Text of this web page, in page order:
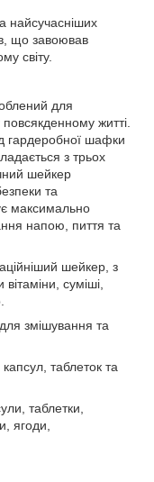
найсучасніших
що завоював
світу.
для
житті.
гардеробної шафки
з трьох
шейкер
та
максимально
напою, пиття та
шейкер, з
суміші,
змішування та
таблеток та
таблетки,
ягоди,